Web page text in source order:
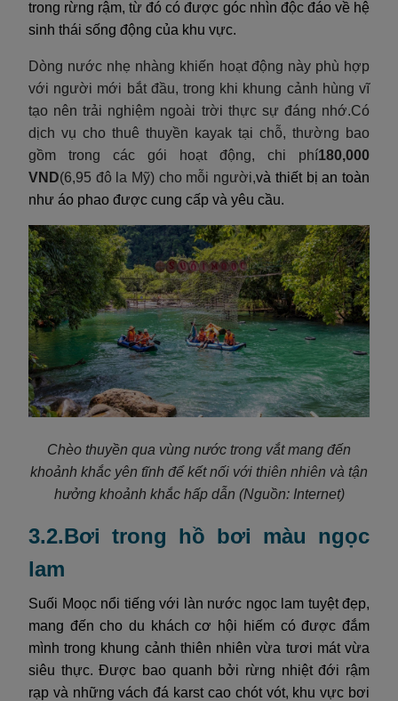
trong rừng rậm, từ đó có được góc nhìn độc đáo về hệ
sinh thái sống động của khu vực.
Dòng nước nhẹ nhàng khiến hoạt động này phù hợp
với người mới bắt đầu, trong khi khung cảnh hùng vĩ
tạo nên trải nghiệm ngoài trời thực sự đáng nhớ.Có
dịch vụ cho thuê thuyền kayak tại chỗ, thường bao
gồm trong các gói hoạt động, chi phí180,000
VND(6,95 đô la Mỹ) cho mỗi người,và thiết bị an toàn
như áo phao được cung cấp và yêu cầu.
Chèo thuyền qua vùng nước trong vắt mang đến
khoảnh khắc yên tĩnh để kết nối với thiên nhiên và tận
hưởng khoảnh khắc hấp dẫn (Nguồn: Internet)
3.2.Bơi trong hồ bơi màu ngọc
lam
Suối Moọc nổi tiếng với làn nước ngọc lam tuyệt đẹp,
mang đến cho du khách cơ hội hiếm có được đắm
mình trong khung cảnh thiên nhiên vừa tươi mát vừa
siêu thực. Được bao quanh bởi rừng nhiệt đới rậm
rạp và những vách đá karst cao chót vót, khu vực bơi